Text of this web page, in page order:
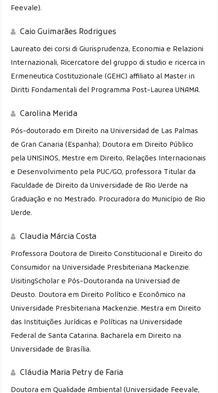
Feevale).
Caio Guimarães Rodrigues
Laureato dei corsi di Giurisprudenza, Economia e Relazioni
Internazionali, Ricercatore del gruppo di studio e ricerca in
Ermeneutica Costituzionale (GEHC) affiliato al Master in
Diritti Fondamentali del Programma Post-Laurea UNAMA.
Carolina Merida
Pós-doutorado em Direito na Universidad de Las Palmas
de Gran Canaria (Espanha); Doutora em Direito Público
pela UNISINOS, Mestre em Direito, Relações Internacionais
e Desenvolvimento pela PUC/GO, professora Titular da
Faculdade de Direito da Universidade de Rio Verde na
Graduação e no Mestrado. Procuradora do Município de Rio
Verde.
Claudia Márcia Costa
Professora Doutora de Direito Constitucional e Direito do
Consumidor na Universidade Presbiteriana Mackenzie.
VisitingScholar e Pós-Doutoranda na Universiad de
Deusto. Doutora em Direito Político e Econômico na
Universidade Presbiteriana Mackenzie. Mestra em Direito
das Instituições Jurídicas e Políticas na Universidade
Federal de Santa Catarina. Bacharela em Direito na
Universidade de Brasília.
Cláudia Maria Petry de Faria
Doutora em Qualidade Ambiental (Universidade Feevale,